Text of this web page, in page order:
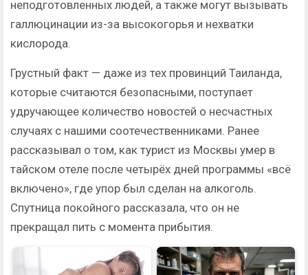
неподготовленных людей, а также могут вызывать
галлюцинации из-за высокогорья и нехватки
кислорода.
Грустный факт — даже из тех провинций Таиланда,
которые считаются безопасными, поступает
удручающее количество новостей о несчастных
случаях с нашими соотечественниками. Ранее
рассказывал о том, как турист из Москвы умер в
тайском отеле после четырёх дней программы «всё
включено», где упор был сделан на алкоголь.
Спутница покойного рассказала, что он не
прекращал пить с момента прибытия.